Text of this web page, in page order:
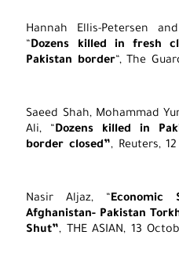
Hannah Ellis-Petersen
“Dozens killed in fresh
Pakistan border“, The
Saeed Shah, Mohammad
Ali, “Dozens killed in
border closed”, Reuters,
Economic
Afghanistan- Pakistan
Shut”, THE ASIAN, 13